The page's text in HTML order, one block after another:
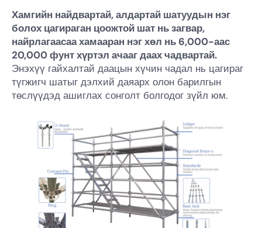
Хамгийн найдвартай, алдартай шатуудын нэг
болох цагираган цоожтой шат нь загвар,
найрлагаасаа хамааран нэг хөл нь 6,000-аас
20,000 фунт хүртэл ачааг даах чадвартай.
Энэхүү гайхалтай даацын хүчин чадал нь цагираг
түгжигч шатыг дэлхий даяарх олон барилгын
төслүүдэд ашиглах сонголт болгодог зүйл юм.